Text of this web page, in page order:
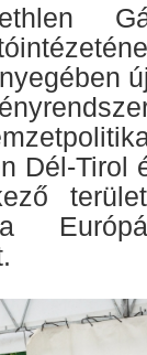
Dél-Tirol